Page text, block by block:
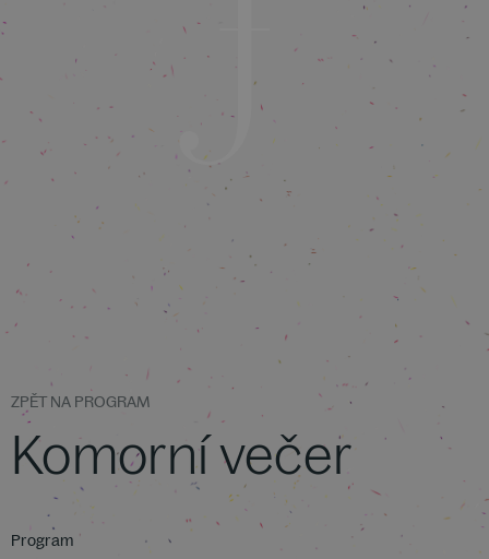
ZPĚT NA PROGRAM
Komorní večer
Program